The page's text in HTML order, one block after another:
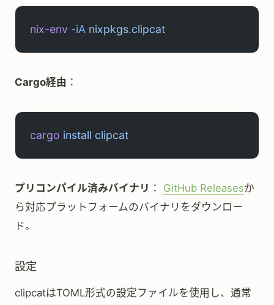
nix-env -iA nixpkgs.clipcat
Cargo経由 ：
cargo install clipcat
プリコンパイル済みバイナリ ： GitHub Releasesか
ら対応プラットフォームのバイナリをダウンロー
ド。
設定
clipcatはTOML形式の設定ファイルを使用し、通常